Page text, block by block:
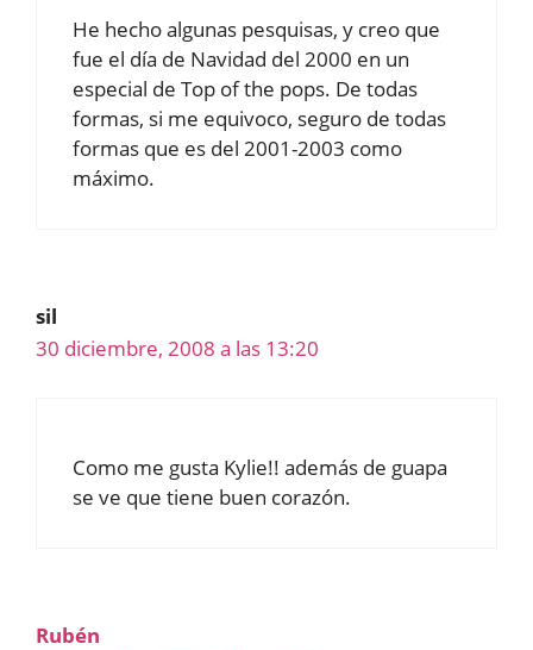
He hecho algunas pesquisas, y creo que
fue el día de Navidad del 2000 en un
especial de Top of the pops. De todas
formas, si me equivoco, seguro de todas
formas que es del 2001-2003 como
máximo.
sil
30 diciembre, 2008 a las 13:20
Como me gusta Kylie!! además de guapa
se ve que tiene buen corazón.
Rubén